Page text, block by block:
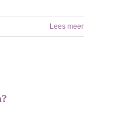
Lees meer